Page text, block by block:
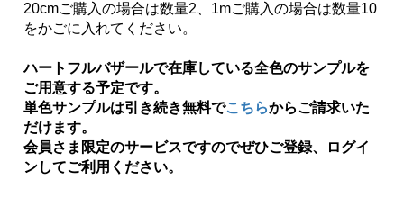
20cmご購入の場合は数量2、1mご購入の場合は数量10
をかごに入れてください。
ハートフルバザールで在庫している全色のサンプルを
ご用意する予定です。
単色サンプルは引き続き無料でこちらからご請求いた
だけます。
会員さま限定のサービスですのでぜひご登録、ログイ
ンしてご利用ください。